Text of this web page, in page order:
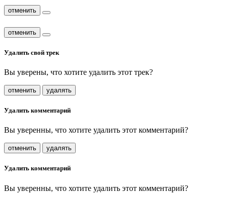
отменить
отменить
Удалить свой трек
Вы уверены, что хотите удалить этот трек?
отменить удалять
Удалить комментарий
Вы уверенны, что хотите удалить этот комментарий?
отменить удалять
Удалить комментарий
Вы уверенны, что хотите удалить этот комментарий?